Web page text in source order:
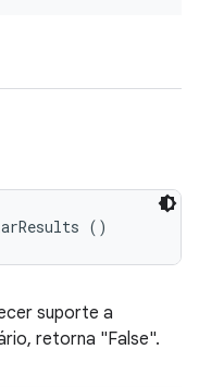
()
suporte a
retorna "False".